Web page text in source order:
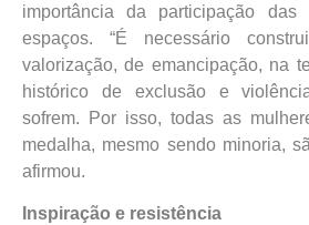
importância da participação das
espaços. “É necessário
valorização, de emancipação, na
histórico de exclusão e
sofrem. Por isso, todas as
medalha, mesmo sendo minoria,
afirmou.
Inspiração e resistência